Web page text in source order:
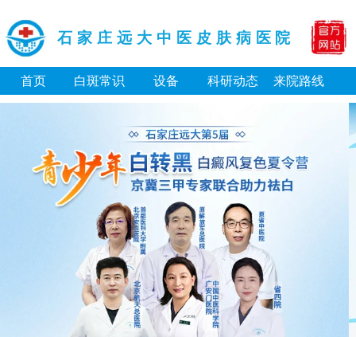
石家庄远大中医皮肤病医院
首页 白斑常识 设备 科研动态 来院路线